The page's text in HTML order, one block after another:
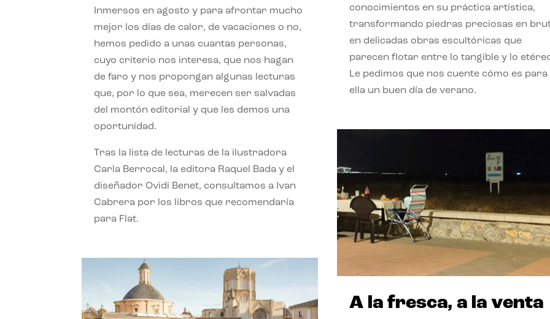
Inmersos en agosto y para afrontar mucho
mejor los días de calor, de vacaciones o no,
hemos pedido a unas cuantas personas,
cuyo criterio nos interesa, que nos hagan
de faro y nos propongan algunas lecturas
que, por lo que sea, merecen ser salvadas
del montón editorial y que les demos una
oportunidad.
Tras la lista de lecturas de la ilustradora
Carla Berrocal, la editora Raquel Bada y el
diseñador Ovidi Benet, consultamos a Ivan
Cabrera por los libros que recomendaría
para Flat.
conocimientos en su práctica artística,
transformando piedras preciosas en
en delicadas obras escultóricas que
parecen flotar entre lo tangible y lo
Le pedimos que nos cuente cómo es para
ella un buen día de verano.
A la fresca, a la venta